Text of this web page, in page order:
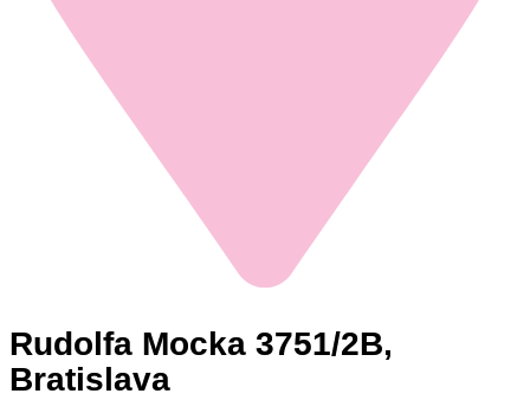
Rudolfa Mocka 3751/2B,
Bratislava